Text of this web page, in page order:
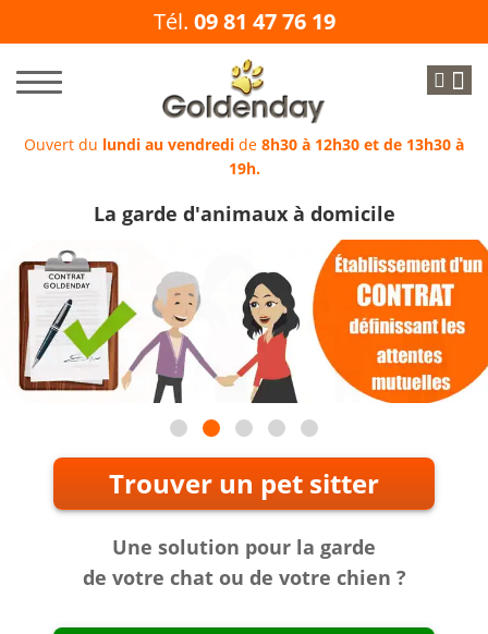
Ouvert du lundi au vendredi de 8h30 à 12h30 et de 13h30 à
19h.
Tél. 09 81 47 76 19
La garde d'animaux à domicile
Trouver un pet sitter
Une solution pour la garde
de votre chat ou de votre chien ?